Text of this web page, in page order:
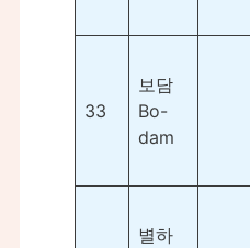
33
보담
Bo-
dam
별하